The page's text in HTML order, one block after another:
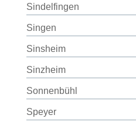
Sindelfingen
Singen
Sinsheim
Sinzheim
Sonnenbühl
Speyer